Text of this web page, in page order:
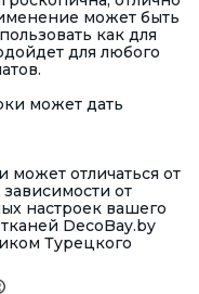
может быть
как для
для любого
может дать
может отличаться от
от
настроек вашего
DecoBay.by
Турецкого